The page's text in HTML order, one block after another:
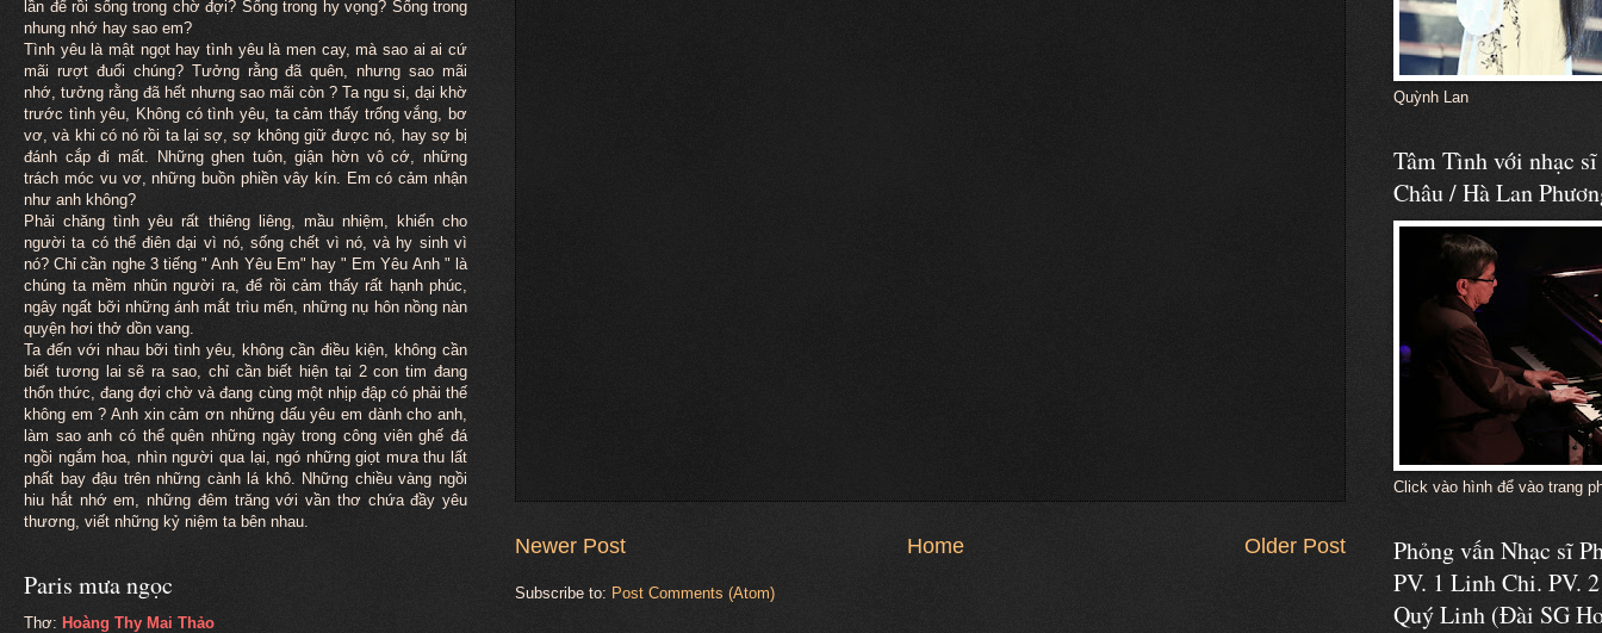
Newer Post Older Post
Home
Subscribe to: Post Comments (Atom)
lần để rồi sống trong chờ đợi? Sống trong hy vọng? Sống trong
nhung nhớ hay sao em?
Tình yêu là mật ngọt hay tình yêu là men cay, mà sao ai ai cứ
mãi rượt đuổi chúng? Tưởng rằng đã quên, nhưng sao mãi
nhớ, tưởng rằng đã hết nhưng sao mãi còn ? Ta ngu si, dại khờ
trước tình yêu, Không có tình yêu, ta cảm thấy trống vắng, bơ
vơ, và khi có nó rồi ta lại sợ, sợ không giữ được nó, hay sợ bị
đánh cắp đi mất. Những ghen tuôn, giận hờn vô cớ, những
trách móc vu vơ, những buồn phiền vây kín. Em có cảm nhận
như anh không?
Phải chăng tình yêu rất thiêng liêng, mầu nhiệm, khiến cho
người ta có thể điên dại vì nó, sống chết vì nó, và hy sinh vì
nó? Chỉ cần nghe 3 tiếng " Anh Yêu Em" hay " Em Yêu Anh " là
chúng ta mềm nhũn người ra, để rồi cảm thấy rất hạnh phúc,
ngây ngất bỡi những ánh mắt trìu mến, những nụ hôn nồng nàn
quyện hơi thở dồn vang.
Ta đến với nhau bỡi tình yêu, không cần điều kiện, không cần
biết tương lai sẽ ra sao, chỉ cần biết hiện tại 2 con tim đang
thổn thức, đang đợi chờ và đang cùng một nhịp đập có phải thế
không em ? Anh xin cảm ơn những dấu yêu em dành cho anh,
làm sao anh có thể quên những ngày trong công viên ghế đá
ngồi ngắm hoa, nhìn người qua lại, ngó những giọt mưa thu lất
phất bay đậu trên những cành lá khô. Những chiều vàng ngồi
hiu hắt nhớ em, những đêm trăng với vần thơ chứa đầy yêu
thương, viết những kỷ niệm ta bên nhau.
Paris mưa ngọc
Thơ: Hoàng Thy Mai Thảo
Quỳnh Lan
Tâm Tình với nhạc
Châu / Hà Lan
Click vào hình để vào trang
Phỏng vấn Nhạc sĩ
PV. 1 Linh Chi. PV.
Quý Linh (Đài SG